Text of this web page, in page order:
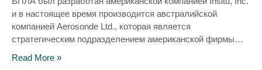
и в настоящее время производится австралийской
компанией Aerosonde Ltd., которая является
стратегическим подразделением американской фирмы…
Read More »